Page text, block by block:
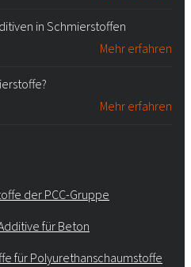
in Schmierstoffen
Mehr erfahren
Mehr erfahren
der PCC-Gruppe
für Beton
für Polyurethanschaumstoffe